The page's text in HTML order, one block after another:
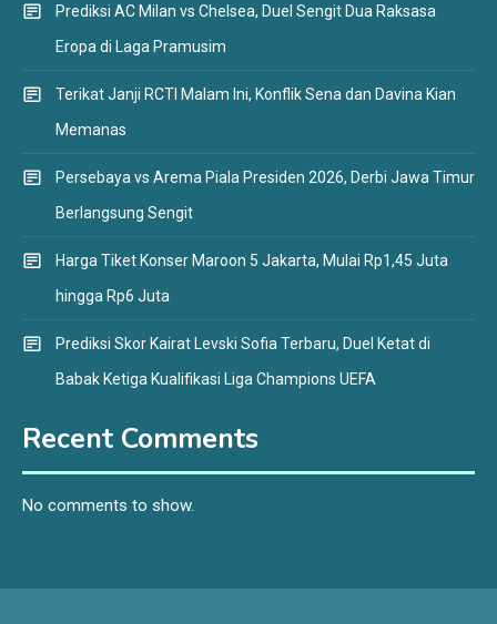
Prediksi AC Milan vs Chelsea, Duel Sengit Dua Raksasa
Eropa di Laga Pramusim
Terikat Janji RCTI Malam Ini, Konflik Sena dan Davina Kian
Memanas
Persebaya vs Arema Piala Presiden 2026, Derbi Jawa Timur
Berlangsung Sengit
Harga Tiket Konser Maroon 5 Jakarta, Mulai Rp1,45 Juta
hingga Rp6 Juta
Prediksi Skor Kairat Levski Sofia Terbaru, Duel Ketat di
Babak Ketiga Kualifikasi Liga Champions UEFA
Recent Comments
No comments to show.